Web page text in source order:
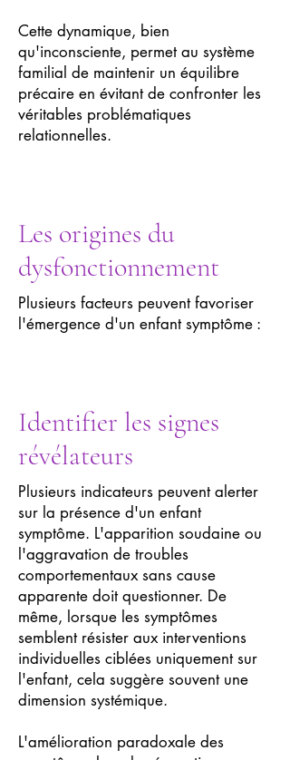
Cette dynamique, bien
qu'inconsciente, permet au système
familial de maintenir un équilibre
précaire en évitant de confronter les
véritables problématiques
relationnelles.
Les origines du
dysfonctionnement
Plusieurs facteurs peuvent favoriser
l'émergence d'un enfant symptôme :
Identifier les signes
révélateurs
Plusieurs indicateurs peuvent alerter
sur la présence d'un enfant
symptôme. L'apparition soudaine ou
l'aggravation de troubles
comportementaux sans cause
apparente doit questionner. De
même, lorsque les symptômes
semblent résister aux interventions
individuelles ciblées uniquement sur
l'enfant, cela suggère souvent une
dimension systémique.
L'amélioration paradoxale des